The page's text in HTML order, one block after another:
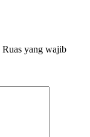
Ruas yang wajib